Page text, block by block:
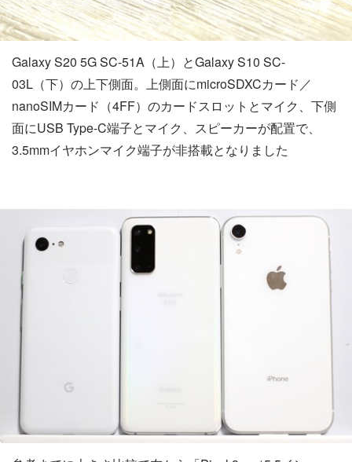
Galaxy S20 5G SC-51A（上）とGalaxy S10 SC-
03L（下）の上下側面。上側面にmicroSDXCカード／
nanoSIMカード（4FF）のカードスロットとマイク、下側
面にUSB Type-C端子とマイク、スピーカーが配置で、
3.5mmイヤホンマイク端子が非搭載となりました